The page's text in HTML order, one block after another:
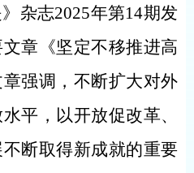
杂志2025年第14期发
章《坚定不移推进高
章强调，不断扩大对外
平，以开放促改革、
断取得新成就的重要